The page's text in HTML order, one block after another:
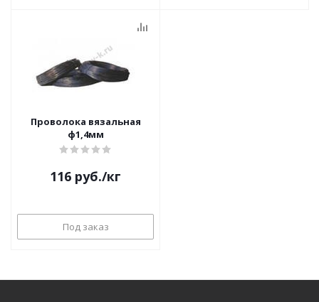
Проволока вязальная
ф1,4мм
116 руб./кг
Под заказ